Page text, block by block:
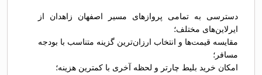
دسترسی به تمامی پروازهای مسیر اصفهان زاهدان از
ایرلاین‌های مختلف؛
مقایسه قیمت‌ها و انتخاب ارزان‌ترین گزینه متناسب با بودجه
مسافر؛
امکان خرید بلیط چارتر و لحظه آخری با کمترین هزینه؛